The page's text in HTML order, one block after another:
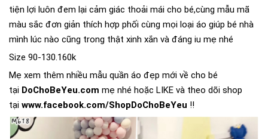
tiện lợi luôn đem lại cảm giác thoải mái cho bé,cùng mẫu mã
màu sắc đơn giản thích hợp phối cùng mọi loại áo giúp bé nhà
mình lúc nào cũng trong thật xinh xắn và đáng iu mẹ nhé
Size 90-130.160k
Mẹ xem thêm nhiều mẫu quần áo đẹp mới về cho bé
tại DoChoBeYeu.com mẹ nhé hoặc LIKE và theo dõi shop
tại www.facebook.com/ShopDoChoBeYeu !!